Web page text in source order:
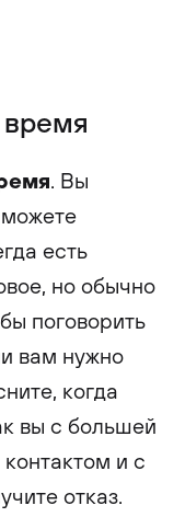
. Вы
есть
но обычно
поговорить
вам нужно
когда
вы с большей
и с
отказ.